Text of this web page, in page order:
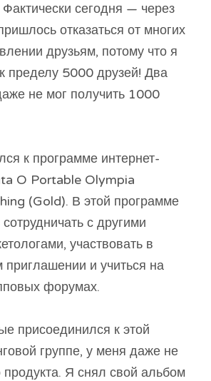
сегодня — через
отказаться от многих
друзьям, потому что я
пределу 5000 друзей! Два
не мог получить 1000
к программе интернет-
O Portable Olympia
(Gold). В этой программе
с другими
участвовать в
и учиться на
форумах.
присоединился к этой
группе, у меня даже не
продукта. Я снял свой альбом